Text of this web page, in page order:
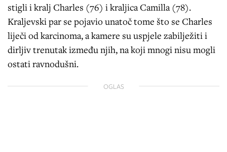
stigli i kralj Charles (76) i kraljica Camilla (78).
Kraljevski par se pojavio unatoč tome što se Charles
liječi od karcinoma, a kamere su uspjele zabilježiti i
dirljiv trenutak između njih, na koji mnogi nisu mogli
ostati ravnodušni.
OGLAS